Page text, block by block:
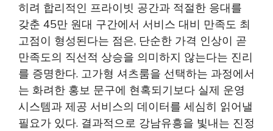
히려 합리적인 프라이빗 공간과 적절한 응대를
갖춘 45만 원대 구간에서 서비스 대비 만족도 최
고점이 형성된다는 점은, 단순한 가격 인상이 곧
만족도의 직선적 상승을 의미하지 않는다는 진리
를 증명한다. 고가형 셔츠룸을 선택하는 과정에서
는 화려한 홍보 문구에 현혹되기보다 실제 운영
시스템과 제공 서비스의 데이터를 세심히 읽어낼
필요가 있다. 결과적으로 강남유흥을 빛내는 진정